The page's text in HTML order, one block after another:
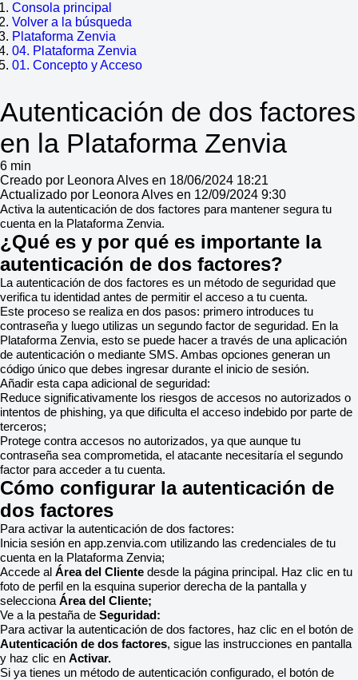
Consola principal
Volver a la búsqueda
Plataforma Zenvia
04. Plataforma Zenvia
01. Concepto y Acceso
Autenticación de dos factores
en la Plataforma Zenvia
6 min
Creado por Leonora Alves en 18/06/2024 18:21
Actualizado por Leonora Alves en 12/09/2024 9:30
Activa la autenticación de dos factores para mantener segura tu
cuenta en la Plataforma Zenvia.
¿Qué es y por qué es importante la
autenticación de dos factores?
La autenticación de dos factores es un método de seguridad que
verifica tu identidad antes de permitir el acceso a tu cuenta.
Este proceso se realiza en dos pasos: primero introduces tu
contraseña y luego utilizas un segundo factor de seguridad. En la
Plataforma Zenvia, esto se puede hacer a través de una aplicación
de autenticación o mediante SMS. Ambas opciones generan un
código único que debes ingresar durante el inicio de sesión.
Añadir esta capa adicional de seguridad:
Reduce significativamente los riesgos de accesos no autorizados o
intentos de phishing, ya que dificulta el acceso indebido por parte de
terceros;
Protege contra accesos no autorizados, ya que aunque tu
contraseña sea comprometida, el atacante necesitaría el segundo
factor para acceder a tu cuenta.
Cómo configurar la autenticación de
dos factores
Para activar la autenticación de dos factores:
Inicia sesión en app.zenvia.com utilizando las credenciales de tu
cuenta en la Plataforma Zenvia;
Accede al Área del Cliente desde la página principal. Haz clic en tu
foto de perfil en la esquina superior derecha de la pantalla y
selecciona Área del Cliente;
Ve a la pestaña de Seguridad:
Para activar la autenticación de dos factores, haz clic en el botón de
Autenticación de dos factores, sigue las instrucciones en pantalla
y haz clic en Activar.
Si ya tienes un método de autenticación configurado, el botón de